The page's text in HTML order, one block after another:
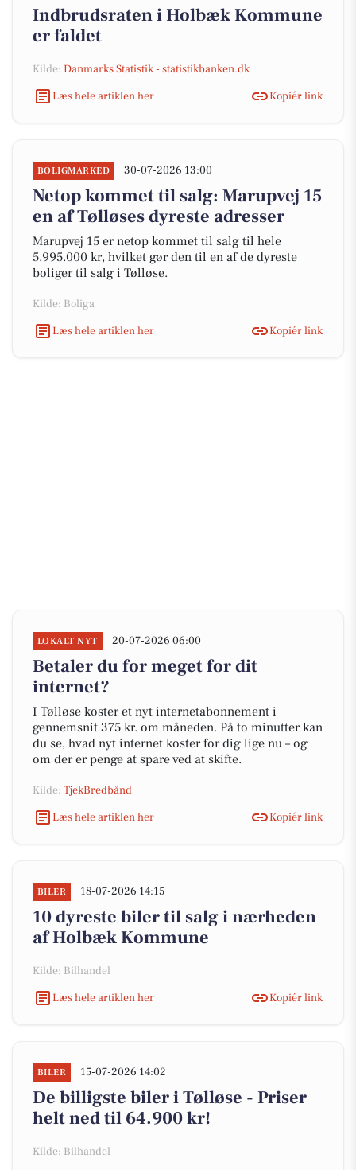
Indbrudsraten i Holbæk Kommune
er faldet
Kilde: Danmarks Statistik - statistikbanken.dk
Læs hele artiklen her
Kopiér link
BOLIGMARKED 30-07-2026 13:00
Netop kommet til salg: Marupvej 15
en af Tølløses dyreste adresser
Marupvej 15 er netop kommet til salg til hele
5.995.000 kr, hvilket gør den til en af de dyreste
boliger til salg i Tølløse.
Kilde: Boliga
Læs hele artiklen her
Kopiér link
LOKALT NYT 20-07-2026 06:00
Betaler du for meget for dit
internet?
I Tølløse koster et nyt internetabonnement i
gennemsnit 375 kr. om måneden. På to minutter kan
du se, hvad nyt internet koster for dig lige nu – og
om der er penge at spare ved at skifte.
Kilde: TjekBredbånd
Læs hele artiklen her
Kopiér link
BILER 18-07-2026 14:15
10 dyreste biler til salg i nærheden
af Holbæk Kommune
Kilde: Bilhandel
Læs hele artiklen her
Kopiér link
BILER 15-07-2026 14:02
De billigste biler i Tølløse - Priser
helt ned til 64.900 kr!
Kilde: Bilhandel